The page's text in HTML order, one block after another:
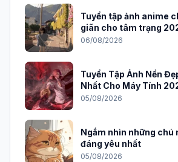
Tuyển tập ảnh anime
giãn cho tâm trạng
06/08/2026
Tuyển Tập Ảnh Nền
Nhất Cho Máy Tính
05/08/2026
Ngắm nhìn những chú
đáng yêu nhất
05/08/2026